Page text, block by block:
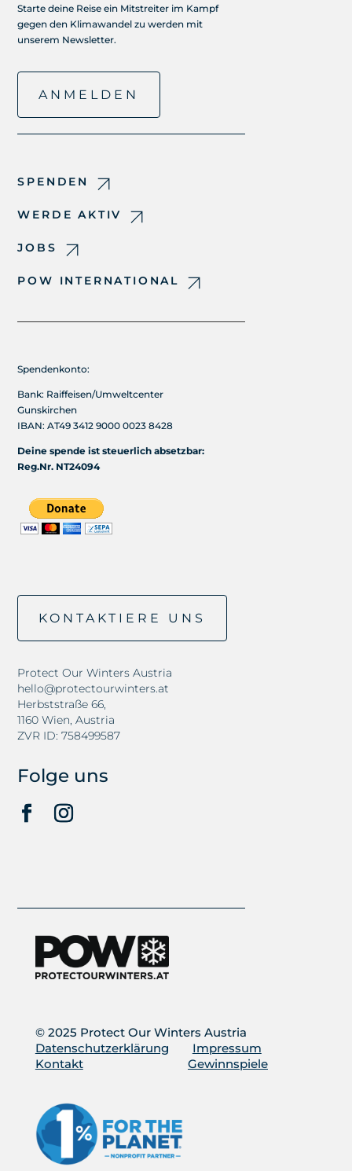
Starte deine Reise ein Mitstreiter im Kampf
gegen den Klimawandel zu werden mit
unserem Newsletter.
ANMELDEN
SPENDEN
WERDE AKTIV
JOBS
POW INTERNATIONAL
Spendenkonto:
Bank: Raiffeisen/Umweltcenter
Gunskirchen
IBAN: AT49 3412 9000 0023 8428
Deine spende ist steuerlich absetzbar:
Reg.Nr. NT24094
KONTAKTIERE UNS
Protect Our Winters Austria
hello@protectourwinters.at
Herbststraße 66,
1160 Wien, Austria
ZVR ID: 758499587
Folge uns
© 2025 Protect Our Winters Austria
Datenschutzerklärung
Impressum
Kontakt
Gewinnspiele